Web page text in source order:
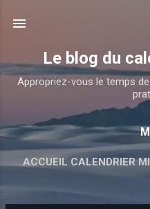
Le blog du
Appropriez-vous le temps
ACCUEIL CALENDRIER